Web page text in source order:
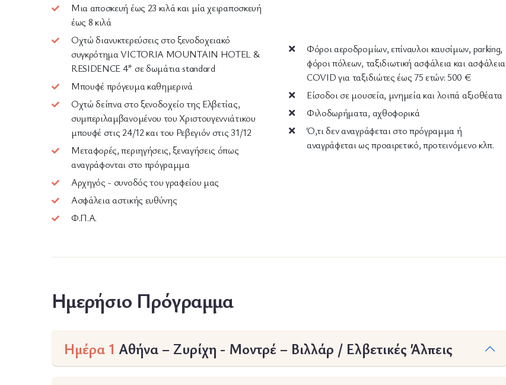
Μια αποσκευή έως 23 κιλά και μία χειραποσκευή
έως 8 κιλά
Οχτώ διανυκτερεύσεις στο ξενοδοχειακό
συγκρότημα VICTORIA MOUNTAIN HOTEL &
RESIDENCE 4* σε δωμάτια standard
Μπουφέ πρόγευμα καθημερινά
Οχτώ δείπνα στο ξενοδοχείο της Ελβετίας,
συμπεριλαμβανομένου του Χριστουγεννιάτικου
μπουφέ στις 24/12 και του Ρεβεγιόν στις 31/12
Μεταφορές, περιηγήσεις, ξεναγήσεις όπως
αναγράφονται στο πρόγραμμα
Αρχηγός - συνοδός του γραφείου μας
Ασφάλεια αστικής ευθύνης
Φ.Π.Α.
Φόροι αεροδρομίων, επίναυλοι καυσίμων, parking,
φόροι πόλεων, ταξιδιωτική ασφάλεια και ασφάλεια
COVID για ταξιδιώτες έως 75 ετών: 500 €
Είσοδοι σε μουσεία, μνημεία και λοιπά αξιοθέατα
Φιλοδωρήματα, αχθοφορικά
Ό,τι δεν αναγράφεται στο πρόγραμμα ή
αναγράφεται ως προαιρετικό, προτεινόμενο κλπ.
Ημερήσιο Πρόγραμμα
Ημέρα 1 Αθήνα – Ζυρίχη - Μοντρέ – Βιλλάρ / Ελβετικές Άλπεις